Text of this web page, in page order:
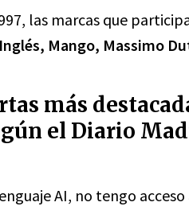
las marcas que
Mango, Massimo
más
el Diario
AI, no tengo